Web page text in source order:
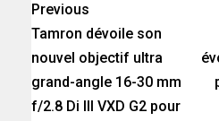
Previous
Tamron dévoile son
nouvel objectif ultra
grand-angle 16-30 mm
f/2.8 Di III VXD G2 pour